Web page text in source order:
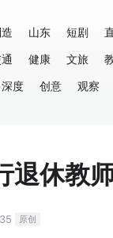
山东 短剧
健康 文旅
深度 创意 观察
退休教
原创